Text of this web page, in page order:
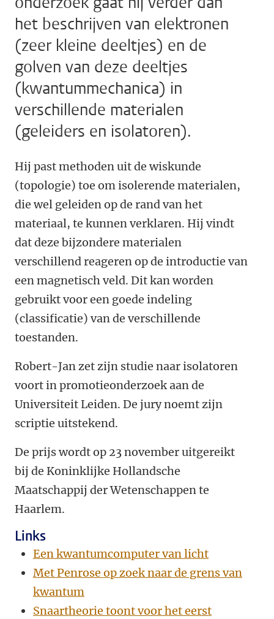
het beschrijven van elektronen
(zeer kleine deeltjes) en de
golven van deze deeltjes
(kwantummechanica) in
verschillende materialen
(geleiders en isolatoren).
Hij past methoden uit de wiskunde
(topologie) toe om isolerende materialen,
die wel geleiden op de rand van het
materiaal, te kunnen verklaren. Hij vindt
dat deze bijzondere materialen
verschillend reageren op de introductie van
een magnetisch veld. Dit kan worden
gebruikt voor een goede indeling
(classificatie) van de verschillende
toestanden.
Robert-Jan zet zijn studie naar isolatoren
voort in promotieonderzoek aan de
Universiteit Leiden. De jury noemt zijn
scriptie uitstekend.
De prijs wordt op 23 november uitgereikt
bij de Koninklijke Hollandsche
Maatschappij der Wetenschappen te
Haarlem.
Links
Een kwantumcomputer van licht
Met Penrose op zoek naar de grens van
kwantum
Snaartheorie toont voor het eerst